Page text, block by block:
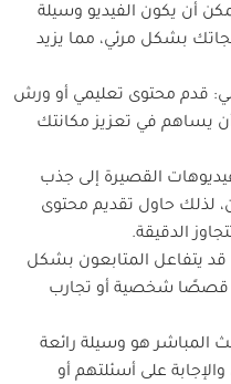
أن يكون الفيديو وسيلة
بشكل مرئي، مما يزيد
قدم محتوى تعليمي أو ورش
يساهم في تعزيز مكانتك
القصيرة إلى جذب
لذلك حاول تقديم محتوى
الدقيقة.
يتفاعل المتابعون بشكل
قصصًا شخصية أو تجارب
المباشر هو وسيلة رائعة
على أسئلتهم أو